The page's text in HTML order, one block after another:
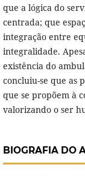
que a lógica do
centrada; que
integração entre
integralidade.
existência do
concluiu-se que as
que se propõem à
valorizando o ser
BIOGRAFIA DO